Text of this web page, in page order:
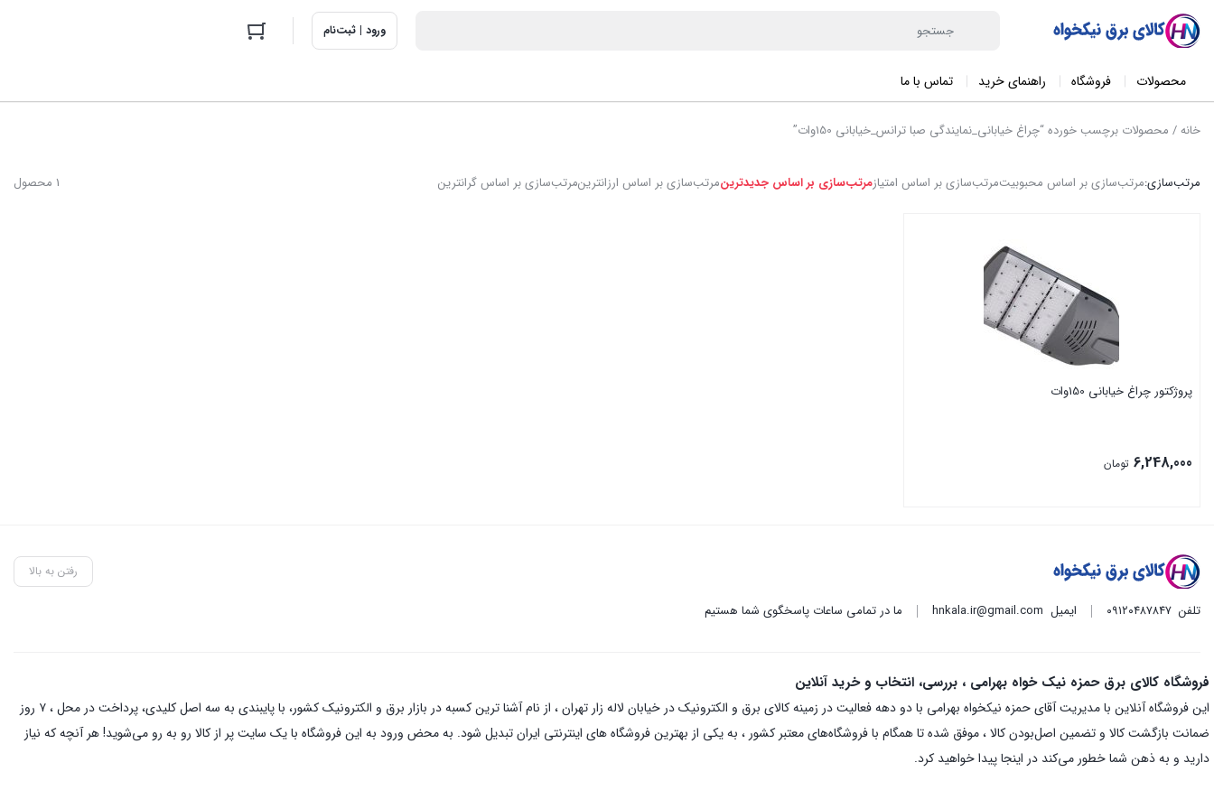
ورود | ثبت‌نام
محصولات فروشگاه راهنمای خرید تماس با ما
خانه/ محصولات برچسب خورده “چراغ خیابانی_نمایندگی صبا ترانس_خیابانی 150وات”
1 محصول مرتب‌سازی:مرتب‌سازی بر اساس محبوبیتمرتب‌سازی بر اساس امتیازمرتب‌سازی بر اساس جدیدترینمرتب‌سازی بر اساس ارزانترینمرتب‌سازی بر اساس گرانترین
پروژکتور چراغ خیابانی 150وات
6,248,000 تومان
رفتن به بالا
تلفن ۰۹۱۲۰۴۸۷۸۴۷ ایمیل hnkala.ir@gmail.com ما در تمامی ساعات پاسخگوی شما هستیم
فروشگاه کالای برق حمزه نیک خواه بهرامی ، بررسی، انتخاب و خرید آنلاین
این فروشگاه آنلاین با مدیریت آقای حمزه نیکخواه بهرامی با دو دهه فعالیت در زمینه کالای برق و الکترونیک در خیابان لاله زار تهران ، از نام آشنا ترین کسبه در بازار برق و الکترونیک کشور، با پایبندی به سه اصل کلیدی، پرداخت در محل ، ۷ روز
ضمانت بازگشت کالا و تضمین اصل‌بودن کالا ، موفق شده تا همگام با فروشگاه‌های معتبر کشور ، به یکی از بهترین فروشگاه های اینترنتی ایران تبدیل شود. به محض ورود به این فروشگاه با یک سایت پر از کالا رو به رو می‌شوید! هر آنچه که نیاز
دارید و به ذهن شما خطور می‌کند در اینجا پیدا خواهید کرد.